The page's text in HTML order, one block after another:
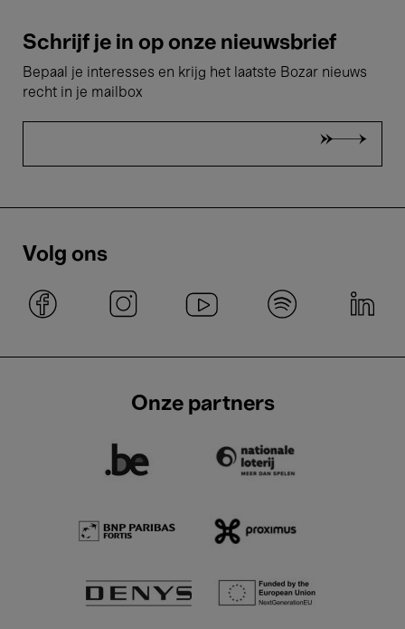
Schrijf je in op onze nieuwsbrief
Bepaal je interesses en krijg het laatste Bozar nieuws
recht in je mailbox
Volg ons
Onze partners